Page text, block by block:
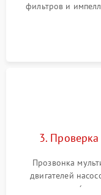
фильтров и
3.
Прозвонка
двигателей
прессостата